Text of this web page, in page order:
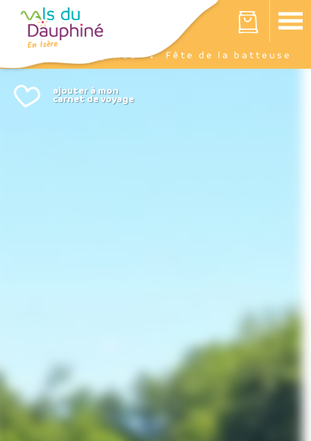
Votre panier est vide
Agenda Fête de la batteuse
Panneau de gestion des cookies